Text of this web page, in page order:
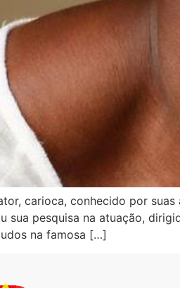
carioca, conhecido por
sua pesquisa na atuação,
na famosa […]